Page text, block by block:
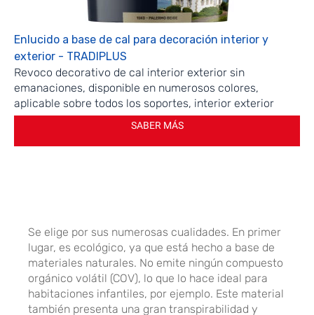
Enlucido a base de cal para decoración interior y
exterior - TRADIPLUS
Revoco decorativo de cal interior exterior sin
emanaciones, disponible en numerosos colores,
aplicable sobre todos los soportes, interior exterior
SABER MÁS
Se elige por sus numerosas cualidades. En primer
lugar, es ecológico, ya que está hecho a base de
materiales naturales. No emite ningún compuesto
orgánico volátil (COV), lo que lo hace ideal para
habitaciones infantiles, por ejemplo. Este material
también presenta una gran transpirabilidad y